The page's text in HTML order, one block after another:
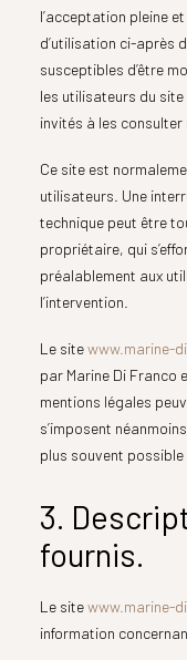
l’acceptation pleine
d’utilisation ci-après
susceptibles d’être
les utilisateurs du site
invités à les consulter
Ce site est
utilisateurs. Une
technique peut être
propriétaire, qui
préalablement aux
l’intervention.
Le sitewww.marine-
par Marine Di Franco
mentions légales
s’imposent
plus souvent possible
3.
fournis.
Le sitewww.marine-
information